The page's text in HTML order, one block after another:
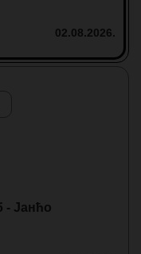
02.08.2026.
- Јанћо